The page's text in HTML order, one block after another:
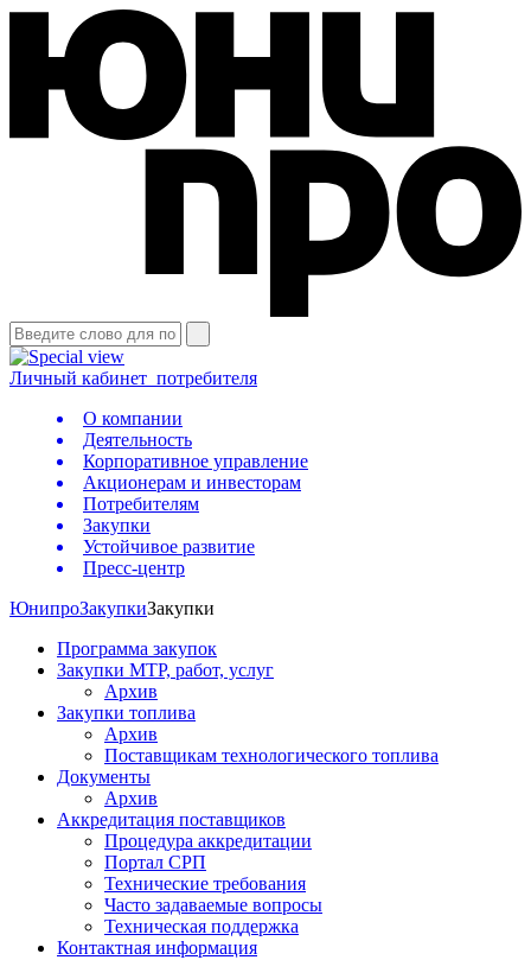
Личный кабинет потребителя
О компании
Деятельность
Корпоративное управление
Акционерам и инвесторам
Потребителям
Закупки
Устойчивое развитие
Пресс-центр
ЮнипроЗакупкиЗакупки
Программа закупок
Закупки МТР, работ, услуг
Архив
Закупки топлива
Архив
Поставщикам технологического топлива
Документы
Архив
Аккредитация поставщиков
Процедура аккредитации
Портал СРП
Технические требования
Часто задаваемые вопросы
Техническая поддержка
Контактная информация